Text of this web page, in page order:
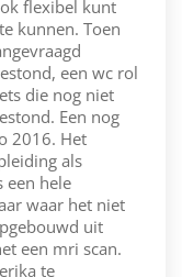
flexibel kunt
kunnen. Toen
een wc rol
die nog niet
Een nog
2016. Het
als
een hele
waar het niet
uit
een mri scan.
te